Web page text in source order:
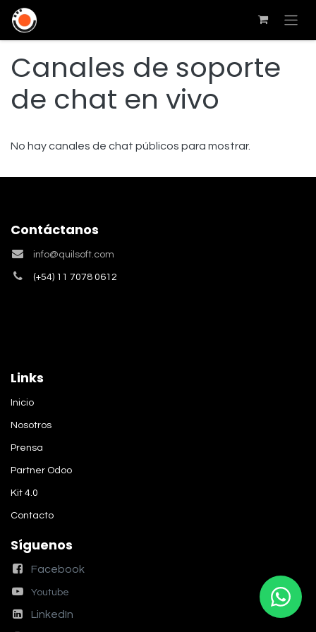
Canales de soporte
de chat en vivo
No hay canales de chat públicos para mostrar.
Contáctanos
info@quilsoft.com
(+54) 11 7078 0612
Links
Inicio
Nosotros
Prensa
Partner Odoo
Kit 4.0
Contacto
Síguenos
Facebook
Youtube
LinkedIn